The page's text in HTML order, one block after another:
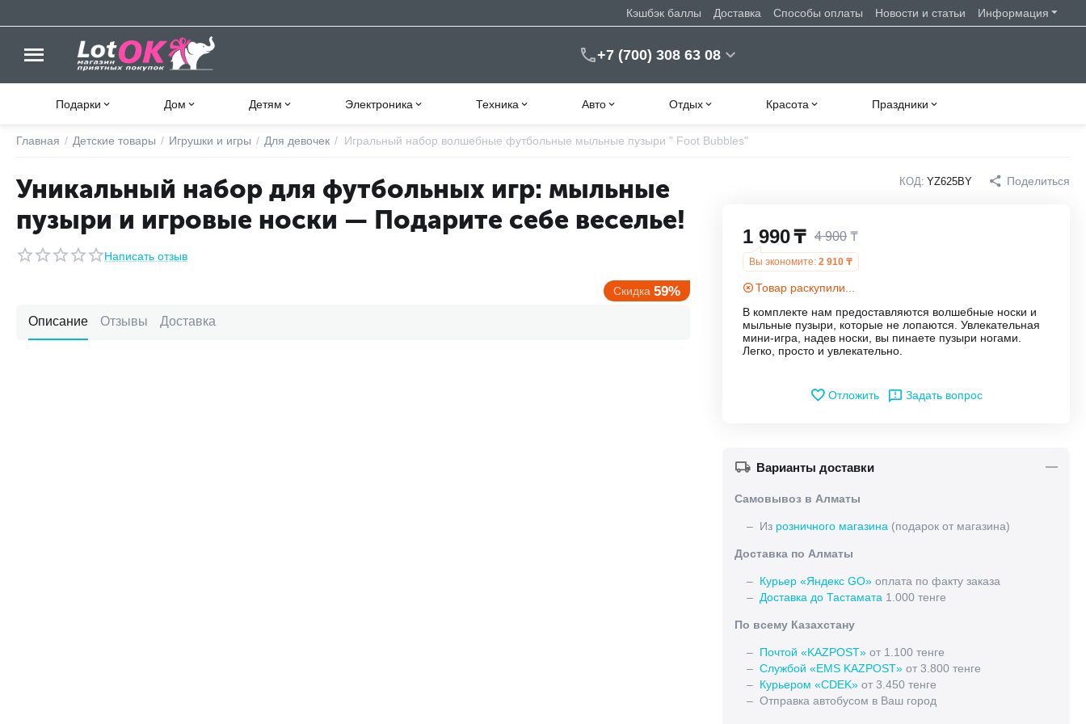
Кэшбэк баллы Доставка Способы оплаты Новости и статьи Информация
+7 (700) 308 63 08
Подарки Дом Детям Электроника Техника Авто Отдых Красота Праздники
Главная / Детские товары / Игрушки и игры / Для девочек / Игральный набор волшебные футбольные мыльные пузыри " Foot Bubbles"
Уникальный набор для футбольных игр: мыльные
пузыри и игровые носки — Подарите себе веселье!
Написать отзыв
КОД: YZ625BY Поделиться
1 990₸ 4 900 ₸
Вы экономите: 2 910 ₸
Товар раскупили...
В комплекте нам предоставляются волшебные носки и
мыльные пузыри, которые не лопаются. Увлекательная
мини-игра, надев носки, вы пинаете пузыри ногами.
Легко, просто и увлекательно.
Отложить Задать вопрос
Варианты доставки
Самовывоз в Алматы
– Из розничного магазина (подарок от магазина)
Доставка по Алматы
– Курьер «Яндекс GO» оплата по факту заказа
– Доставка до Тастамата 1.000 тенге
По всему Казахстану
– Почтой «KAZPOST» от 1.100 тенге
– Службой «EMS KAZPOST» от 3.800 тенге
– Курьером «CDEK» от 3.450 тенге
– Отправка автобусом в Ваш город
Описание Отзывы Доставка